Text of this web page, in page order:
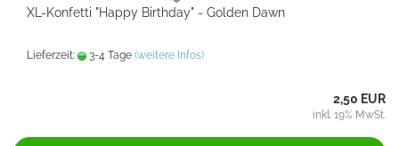
XL-Konfetti "Happy Birthday" - Golden Dawn
Lieferzeit: 3-4 Tage (weitere Infos)
2,50 EUR
inkl. 19% MwSt.